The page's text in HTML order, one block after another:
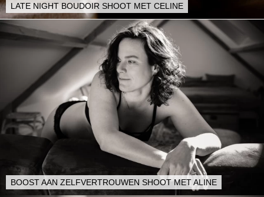
LATE NIGHT BOUDOIR SHOOT MET CELINE
BOOST AAN ZELFVERTROUWEN SHOOT MET ALINE